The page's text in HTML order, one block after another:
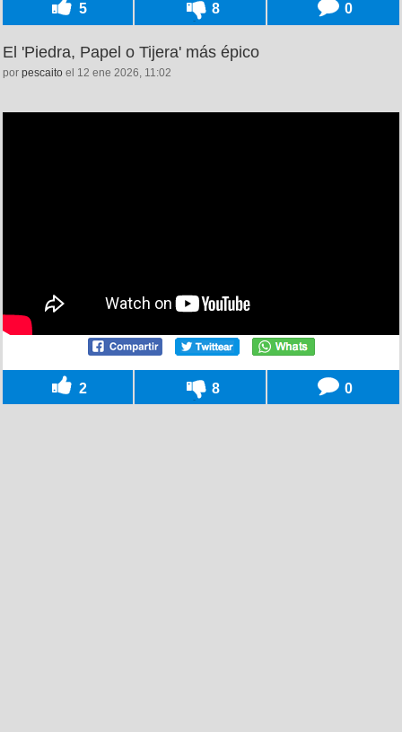
5 8 0
El 'Piedra, Papel o Tijera' más épico
por pescaito el 12 ene 2026, 11:02
2 8 0